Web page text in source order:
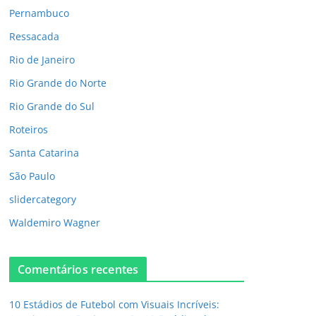
Pernambuco
Ressacada
Rio de Janeiro
Rio Grande do Norte
Rio Grande do Sul
Roteiros
Santa Catarina
São Paulo
slidercategory
Waldemiro Wagner
Comentários recentes
10 Estádios de Futebol com Visuais Incríveis: